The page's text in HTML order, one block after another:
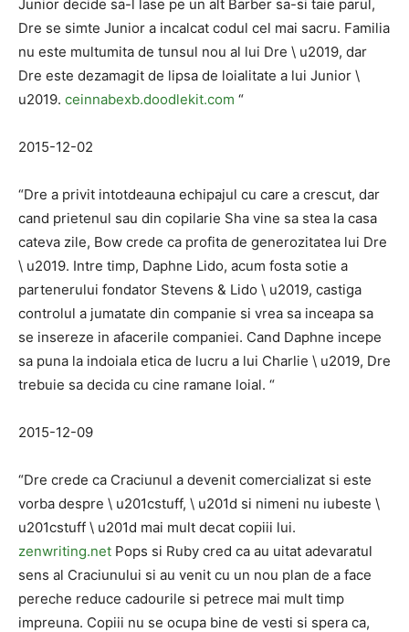
Junior decide sa-l lase pe un alt Barber sa-si taie parul,
Dre se simte Junior a incalcat codul cel mai sacru. Familia
nu este multumita de tunsul nou al lui Dre \ u2019, dar
Dre este dezamagit de lipsa de loialitate a lui Junior \
u2019. ceinnabexb.doodlekit.com “
2015-12-02
“Dre a privit intotdeauna echipajul cu care a crescut, dar
cand prietenul sau din copilarie Sha vine sa stea la casa
cateva zile, Bow crede ca profita de generozitatea lui Dre
\ u2019. Intre timp, Daphne Lido, acum fosta sotie a
partenerului fondator Stevens & Lido \ u2019, castiga
controlul a jumatate din companie si vrea sa inceapa sa
se insereze in afacerile companiei. Cand Daphne incepe
sa puna la indoiala etica de lucru a lui Charlie \ u2019, Dre
trebuie sa decida cu cine ramane loial. “
2015-12-09
“Dre crede ca Craciunul a devenit comercializat si este
vorba despre \ u201cstuff, \ u201d si nimeni nu iubeste \
u201cstuff \ u201d mai mult decat copiii lui.
zenwriting.net Pops si Ruby cred ca au uitat adevaratul
sens al Craciunului si au venit cu un nou plan de a face
pereche reduce cadourile si petrece mai mult timp
impreuna. Copiii nu se ocupa bine de vesti si spera ca,